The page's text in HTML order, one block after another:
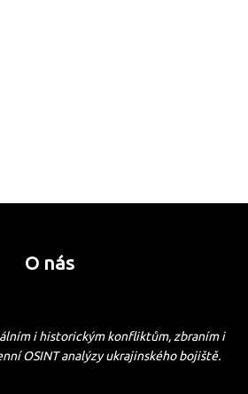
O nás
i historickým konfliktům, zbraním i
OSINT analýzy ukrajinského bojiště.